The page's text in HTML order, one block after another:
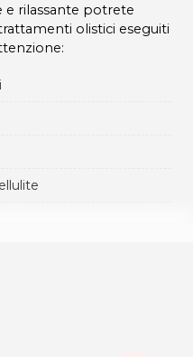
rilassante potrete
olistici eseguiti
31/12/2018